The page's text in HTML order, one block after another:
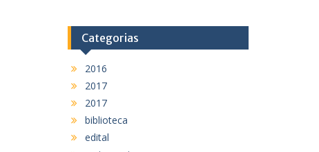
Categorias
2016
2017
2017
biblioteca
edital